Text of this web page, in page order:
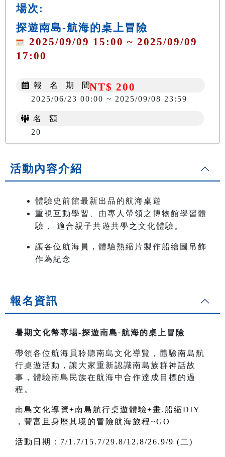
場次:
探遊南島-航海的桌上冒險
2025/09/09 15:00 ~ 2025/09/09
17:00
NT$ 200
報 名 期 間
2025/06/23 00:00 ~ 2025/09/08 23:59
名 額
20
活動內容介紹
體驗史前館最新出品的航海桌遊
重視互動學習、由專人帶領之博物館學習體
驗， 適合親子共遊共學之文化體驗。
讓各位航海員，體驗熱縮片製作船繪圖吊飾
作為紀念
報名資訊
暑期文化幣專場-探遊南島-航海的桌上冒險
帶領各位航海員聆聽南島文化導覽，體驗南島航
行桌遊活動，讓大家重新認識南島族群神話故
事，體驗南島民族在航海中合作達成目標的過
程。
南島文化導覽+南島航行桌遊體驗+畫.船縮DIY
，豐富且身歷其境的冒險航海旅程~GO
活動日期：7/1.7/15.7/29.8/12.8/26.9/9 (二)